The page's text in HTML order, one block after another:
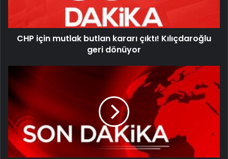
CHP için mutlak butlan kararı çıktı! Kılıçdaroğlu
geri dönüyor